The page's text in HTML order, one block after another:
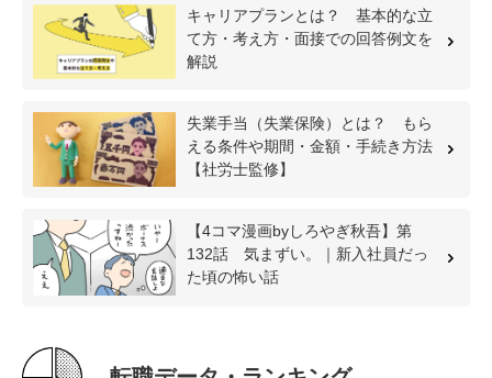
キャリアプランとは？ 基本的な立
て方・考え方・面接での回答例文を
解説
失業手当（失業保険）とは？ もら
える条件や期間・金額・手続き方法
【社労士監修】
【4コマ漫画byしろやぎ秋吾】第
132話 気まずい。｜新入社員だっ
た頃の怖い話